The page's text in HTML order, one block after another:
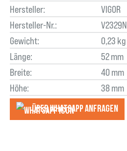
Hersteller:
VIGOR
Hersteller-Nr.:
V2329N
Gewicht:
0,23 kg
Länge:
52 mm
Breite:
40 mm
Höhe:
38 mm
Über WhatsApp anfragеn